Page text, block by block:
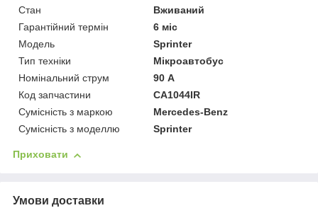
Стан
Вживаний
Гарантійний термін
6 міс
Модель
Sprinter
Тип техніки
Мікроавтобус
Номінальний струм
90 А
Код запчастини
CA1044IR
Сумісність з маркою
Mercedes-Benz
Сумісність з моделлю
Sprinter
Приховати
Умови доставки